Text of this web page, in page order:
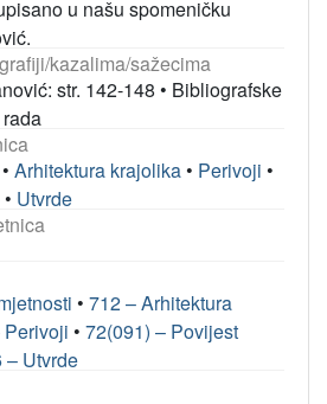
u našu spomeničku
kazalima/sažecima
str. 142-148 • Bibliografske
• Arhitektura krajolika • Perivoji •
• Utvrde
• 712 – Arhitektura
• 72(091) – Povijest
– Utvrde